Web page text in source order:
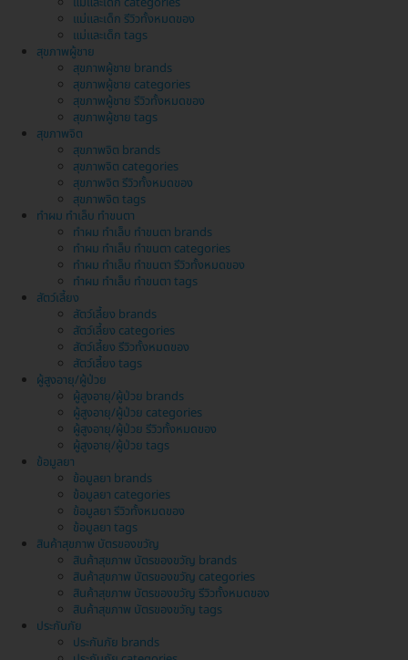
แม่และเด็ก รีวิวทั้งหมดของ
แม่และเด็ก tags
สุขภาพผู้ชาย
สุขภาพผู้ชาย brands
สุขภาพผู้ชาย categories
สุขภาพผู้ชาย รีวิวทั้งหมดของ
สุขภาพผู้ชาย tags
สุขภาพจิต
สุขภาพจิต brands
สุขภาพจิต categories
สุขภาพจิต รีวิวทั้งหมดของ
สุขภาพจิต tags
ทำผม ทำเล็บ ทำขนตา
ทำผม ทำเล็บ ทำขนตา brands
ทำผม ทำเล็บ ทำขนตา categories
ทำผม ทำเล็บ ทำขนตา รีวิวทั้งหมดของ
ทำผม ทำเล็บ ทำขนตา tags
สัตว์เลี้ยง
สัตว์เลี้ยง brands
สัตว์เลี้ยง categories
สัตว์เลี้ยง รีวิวทั้งหมดของ
สัตว์เลี้ยง tags
ผู้สูงอายุ/ผู้ป่วย
ผู้สูงอายุ/ผู้ป่วย brands
ผู้สูงอายุ/ผู้ป่วย categories
ผู้สูงอายุ/ผู้ป่วย รีวิวทั้งหมดของ
ผู้สูงอายุ/ผู้ป่วย tags
ข้อมูลยา
ข้อมูลยา brands
ข้อมูลยา categories
ข้อมูลยา รีวิวทั้งหมดของ
ข้อมูลยา tags
สินค้าสุขภาพ บัตรของขวัญ
สินค้าสุขภาพ บัตรของขวัญ brands
สินค้าสุขภาพ บัตรของขวัญ categories
สินค้าสุขภาพ บัตรของขวัญ รีวิวทั้งหมดของ
สินค้าสุขภาพ บัตรของขวัญ tags
ประกันภัย
ประกันภัย brands